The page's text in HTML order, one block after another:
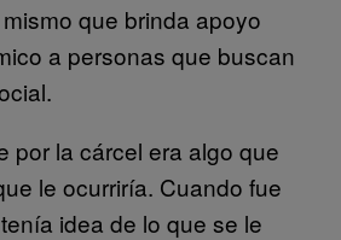
que brinda apoyo
a personas que buscan
por la cárcel era algo que
le ocurriría. Cuando fue
idea de lo que se le